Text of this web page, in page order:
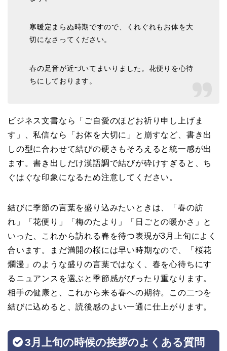
寒暖定まらぬ時期ですので、くれぐれもお体を大
切になさってください。
春の足音が近づいてまいりました。花便りを心待
ちにしております。
ビジネス文書なら「ご自愛のほどお祈り申し上げま
す」、私信なら「お体を大切に」と崩すなど、書き出
しの型に合わせて結びの硬さもそろえると統一感が出
ます。書き出しだけ漢語調で結びが砕けすぎると、ち
ぐはぐな印象になるため注意してください。
結びに季節の言葉を盛り込みたいときは、「春の訪
れ」「花便り」「梅のたより」「日ごとの暖かさ」と
いった、これから訪れる春を待つ表現が3月上旬によく
合います。まだ満開の桜には早い時期なので、「桜花
爛漫」のような盛りの言葉ではなく、春を心待ちにす
るニュアンスを選ぶと季節感がぴったり重なります。
相手の健康と、これから来る春への期待。この二つを
結びに込めると、読後感のよい一通に仕上がります。
3月上旬の時候の挨拶のよくある質問